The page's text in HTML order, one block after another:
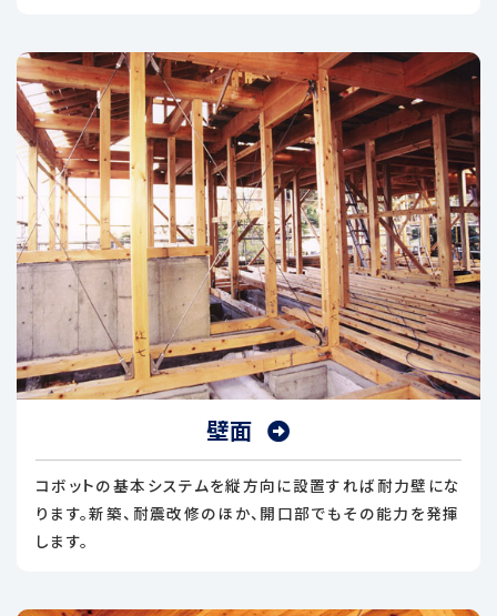
壁面
コボットの基本システムを縦方向に設置すれば耐力壁にな
ります。新築、耐震改修のほか、開口部でもその能力を発揮
します。